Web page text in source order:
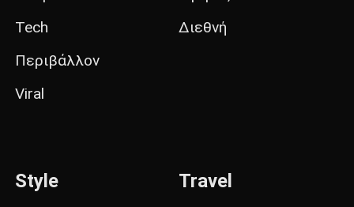
Tech
Περιβάλλον
Viral
Διεθνή
Style Travel